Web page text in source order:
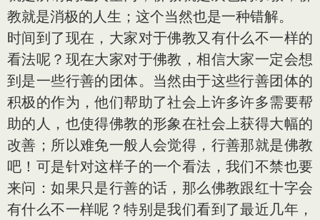
教就是消极的人生；这个当然也是一种错解。
时间到了现在，大家对于佛教又有什么不一样的
看法呢？现在大家对于佛教，相信大家一定会想
到是一些行善的团体。当然由于这些行善团体的
积极的作为，他们帮助了社会上许多许多需要帮
助的人，也使得佛教的形象在社会上获得大幅的
改善；所以难免一般人会觉得，行善那就是佛教
吧！可是针对这样子的一个看法，我们不禁也要
来问：如果只是行善的话，那么佛教跟红十字会
有什么不一样呢？特别是我们看到了最近几年，